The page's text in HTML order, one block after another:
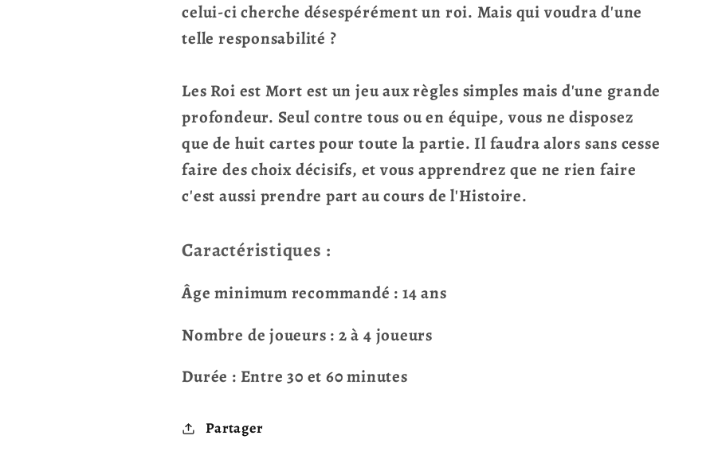
celui-ci cherche désespérément un roi. Mais qui voudra d'une
telle responsabilité ?
Les Roi est Mort est un jeu aux règles simples mais d'une grande
profondeur. Seul contre tous ou en équipe, vous ne disposez
que de huit cartes pour toute la partie. Il faudra alors sans cesse
faire des choix décisifs, et vous apprendrez que ne rien faire
c'est aussi prendre part au cours de l'Histoire.
Caractéristiques :
Âge minimum recommandé : 14 ans
Nombre de joueurs : 2 à 4 joueurs
Durée : Entre 30 et 60 minutes
Partager